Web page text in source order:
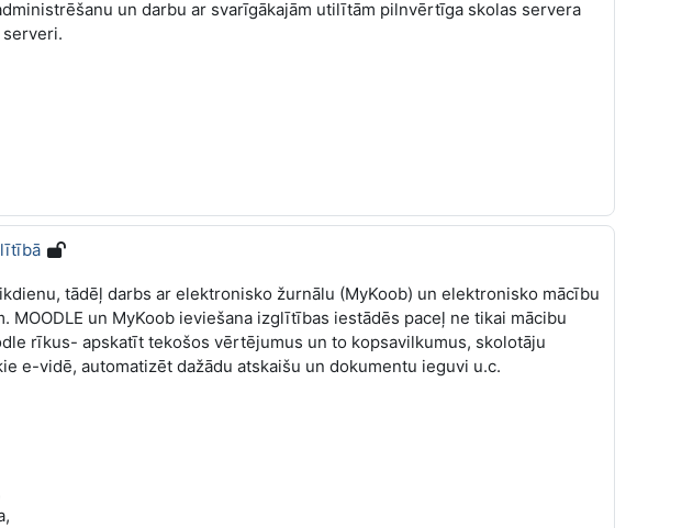
un darbu ar svarīgākajām utilītām pilnvērtīga skolas servera
tādēļ darbs ar elektronisko žurnālu (MyKoob) un elektronisko mācību
un MyKoob ieviešana izglītības iestādēs paceļ ne tikai mācibu
rīkus- apskatīt tekošos vērtējumus un to kopsavilkumus, skolotāju
e-vidē, automatizēt dažādu atskaišu un dokumentu ieguvi u.c.